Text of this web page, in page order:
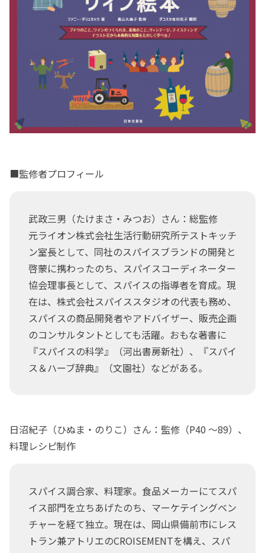
■監修者プロフィール
武政三男（たけまさ・みつお）さん：総監修
元ライオン株式会社生活行動研究所テストキッチ
ン室長として、同社のスパイスブランドの開発と
啓蒙に携わったのち、スパイスコーディネーター
協会理事長として、スパイスの指導者を育成。現
在は、株式会社スパイススタジオの代表も務め、
スパイスの商品開発者やアドバイザー、販売企画
のコンサルタントとしても活躍。おもな著書に
『スパイスの科学』（河出書房新社）、『スパイ
ス＆ハーブ辞典』（文園社）などがある。
日沼紀子（ひぬま・のりこ）さん：監修（P40 ～89）、
料理レシピ制作
スパイス調合家、料理家。食品メーカーにてスパ
イス部門を立ちあげたのち、マーケテイングベン
チャーを経て独立。現在は、岡山県備前市にレス
トラン兼アトリエのCROISEMENTを構え、スパ